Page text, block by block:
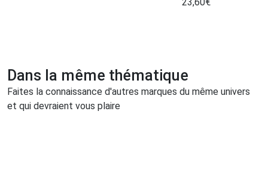
Dans la même thématique
Faites la connaissance d'autres marques du même univers
et qui devraient vous plaire